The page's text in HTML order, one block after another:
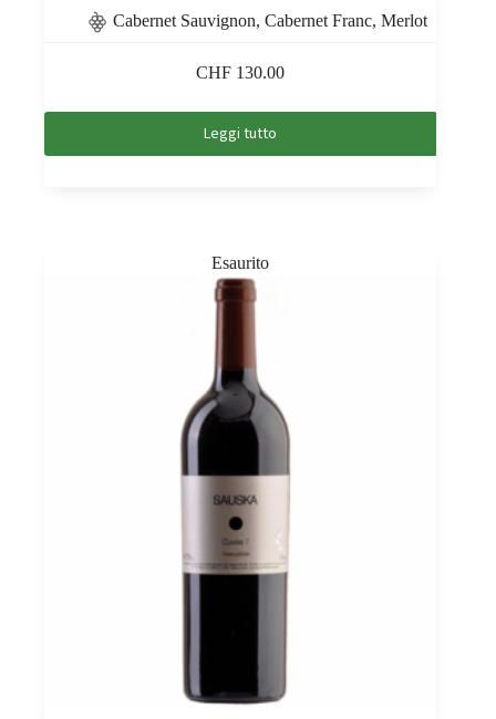
Cabernet Sauvignon, Cabernet Franc, Merlot
CHF 130.00
Leggi tutto